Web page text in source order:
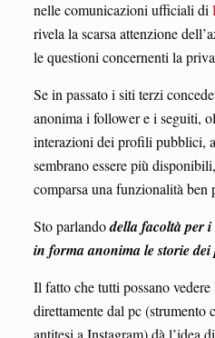
nelle comunicazioni ufficiali di
rivela la scarsa attenzione
le questioni concernenti la
Se in passato i siti terzi
anonima i follower e i seguiti,
interazioni dei profili pubblici,
sembrano essere più
comparsa una funzionalità ben
Sto parlandodella facoltà per
in forma anonima le storie
Il fatto che tutti possano
direttamente dal pc (strumento
antitesi a Instagram) dà l’idea